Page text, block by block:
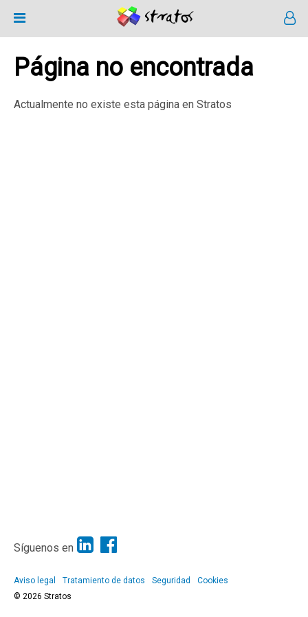
Página no encontrada
Actualmente no existe esta página en Stratos
Síguenos en
Aviso legal Tratamiento de datos Seguridad
Cookies
© 2026 Stratos